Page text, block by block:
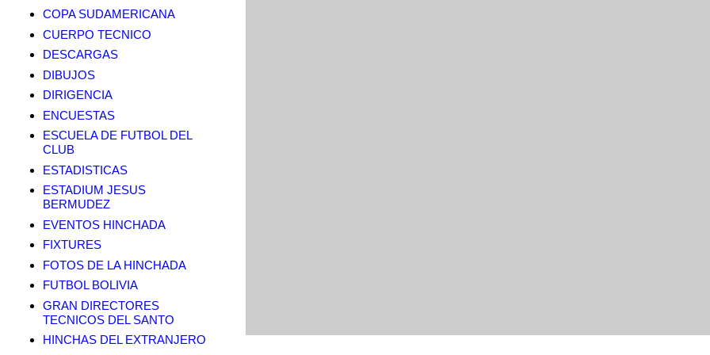
COPA SUDAMERICANA
CUERPO TECNICO
DESCARGAS
DIBUJOS
DIRIGENCIA
ENCUESTAS
ESCUELA DE FUTBOL DEL
CLUB
ESTADISTICAS
ESTADIUM JESUS
BERMUDEZ
EVENTOS HINCHADA
FIXTURES
FOTOS DE LA HINCHADA
FUTBOL BOLIVIA
GRAN DIRECTORES
TECNICOS DEL SANTO
HINCHAS DEL EXTRANJERO